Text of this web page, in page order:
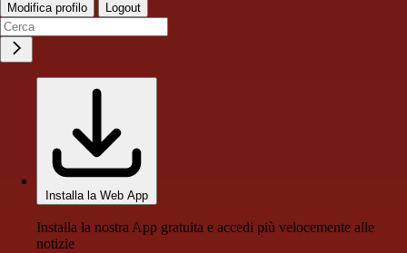
Modifica profilo Logout
Installa la Web App
Installa la nostra App gratuita e accedi più velocemente alle
notizie